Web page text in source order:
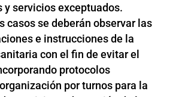
y servicios exceptuados.
casos se deberán observar las
e instrucciones de la
con el fin de evitar el
protocolos
por turnos para la